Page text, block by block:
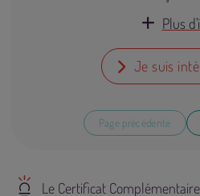
Plus
Je suis
Page précédente
Le Certificat